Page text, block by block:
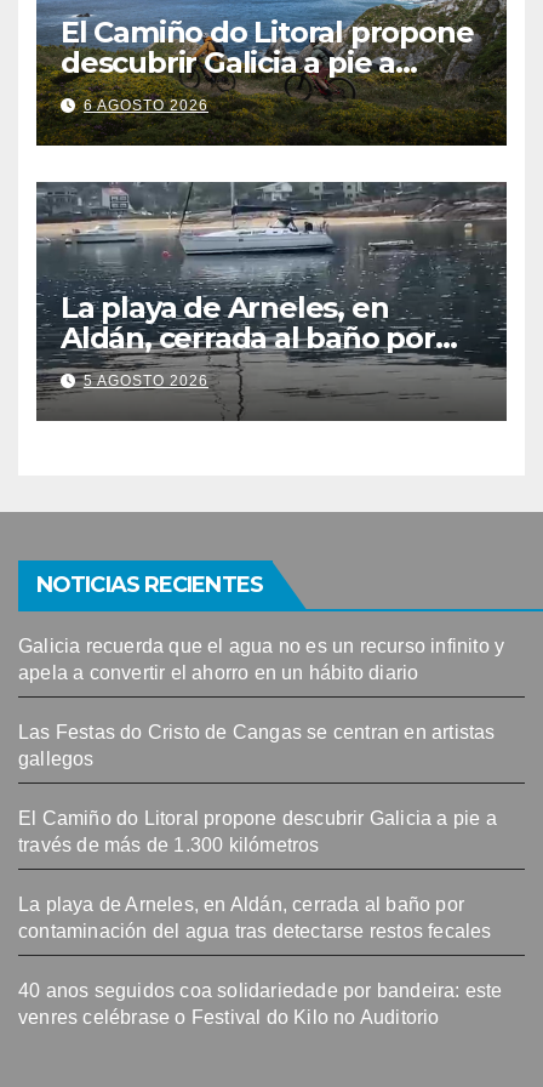
El Camiño do Litoral propone
descubrir Galicia a pie a
través de más de 1.300
kilómetros
6 AGOSTO 2026
La playa de Arneles, en
Aldán, cerrada al baño por
contaminación del agua tras
detectarse restos fecales
5 AGOSTO 2026
NOTICIAS RECIENTES
Galicia recuerda que el agua no es un recurso infinito y
apela a convertir el ahorro en un hábito diario
Las Festas do Cristo de Cangas se centran en artistas
gallegos
El Camiño do Litoral propone descubrir Galicia a pie a
través de más de 1.300 kilómetros
La playa de Arneles, en Aldán, cerrada al baño por
contaminación del agua tras detectarse restos fecales
40 anos seguidos coa solidariedade por bandeira: este
venres celébrase o Festival do Kilo no Auditorio